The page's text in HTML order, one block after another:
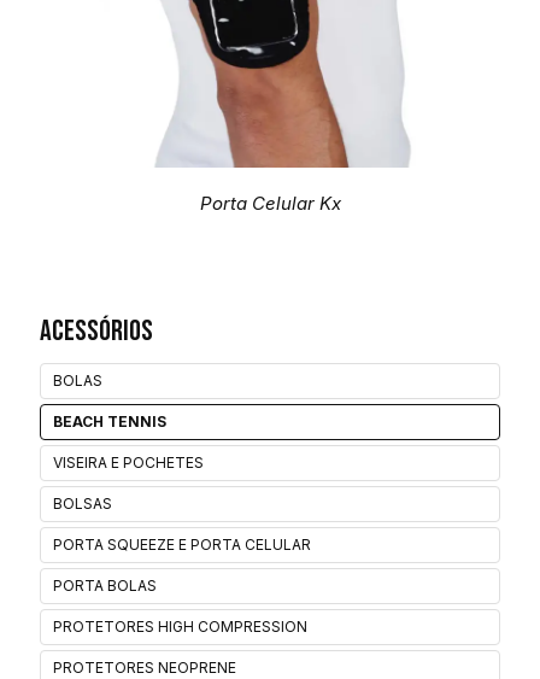
Acessórios
BOLAS
BEACH TENNIS
VISEIRA E POCHETES
BOLSAS
PORTA SQUEEZE E PORTA CELULAR
PORTA BOLAS
PROTETORES HIGH COMPRESSION
PROTETORES NEOPRENE
Porta Celular Kx